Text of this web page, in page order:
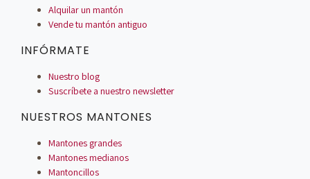
Alquilar un mantón
Vende tu mantón antiguo
INFÓRMATE
Nuestro blog
Suscríbete a nuestro newsletter
NUESTROS MANTONES
Mantones grandes
Mantones medianos
Mantoncillos